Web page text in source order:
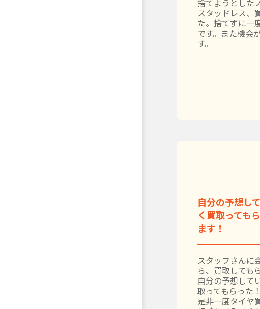
捨てようとした
スタッドレス、
た。捨てずに一
です。また機会
す。
自分の予想し
く買取っても
ます！
スタッフさんに
ら、買取しても
自分の予想して
取ってもらった
是非一度タイヤ